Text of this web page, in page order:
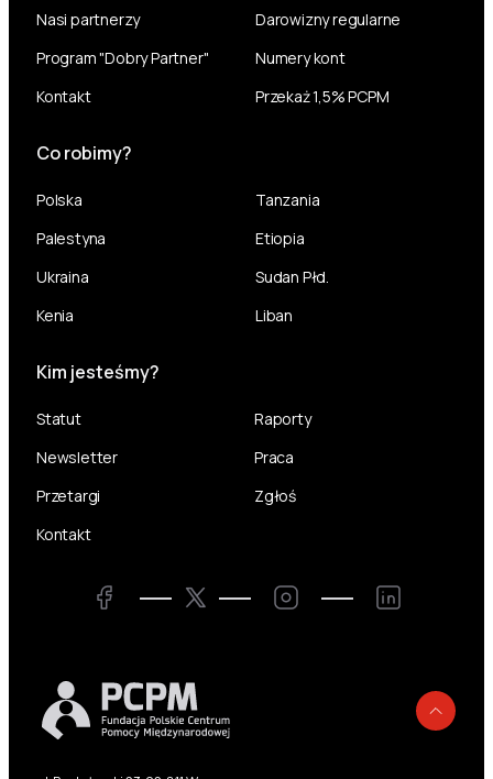
Nasi partnerzy
Program "Dobry Partner"
Kontakt
Darowizny regularne
Numery kont
Przekaż 1,5% PCPM
Co robimy?
Polska
Palestyna
Ukraina
Kenia
Tanzania
Etiopia
Sudan Płd.
Liban
Kim jesteśmy?
Statut
Raporty
Newsletter
Praca
Przetargi
Zgłoś
Kontakt
Facebook Twitter Instagram LinkedIn